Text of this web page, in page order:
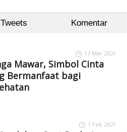
Tweets Komentar
13 Mar 2021
Mawar, Simbol Cinta
Bermanfaat bagi
1 Feb 2021